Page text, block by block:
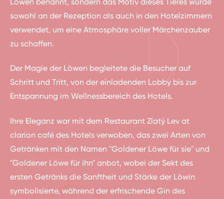
sowohl an der Rezeption als auch in den Hotelzimmern
verwendet, um eine Atmosphäre voller Märchenzauber
zu schaffen.
Der Magie der Löwen begleitete die Besucher auf
Schritt und Tritt, von der einladenden Lobby bis zur
Entspannung im Wellnessbereich des Hotels.
Ihre Eleganz war mit dem Restaurant Zlatý Lev at
clarion café des Hotels verwoben, das zwei Arten von
Getränken mit den Namen "Goldener Löwe für sie" und
"Goldener Löwe für ihn" anbot, wobei der Sekt des
ersten Getränks die Sanftheit und Stärke der Löwin
symbolisierte, während der erfrischende Gin des